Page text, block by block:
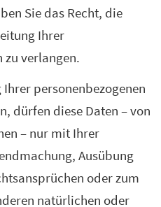
Sie das Recht, die
Ihrer
zu verlangen.
personenbezogenen
dürfen diese Daten – von
– nur mit Ihrer
Ausübung
oder zum
natürlichen oder